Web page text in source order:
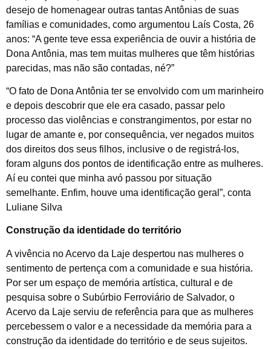
desejo de homenagear outras tantas Antônias de suas
famílias e comunidades, como argumentou Laís Costa, 26
anos: “A gente teve essa experiência de ouvir a história de
Dona Antônia, mas tem muitas mulheres que têm histórias
parecidas, mas não são contadas, né?”
“O fato de Dona Antônia ter se envolvido com um marinheiro
e depois descobrir que ele era casado, passar pelo
processo das violências e constrangimentos, por estar no
lugar de amante e, por consequência, ver negados muitos
dos direitos dos seus filhos, inclusive o de registrá-los,
foram alguns dos pontos de identificação entre as mulheres.
Aí eu contei que minha avó passou por situação
semelhante. Enfim, houve uma identificação geral”, conta
Luliane Silva
Construção da identidade do território
A vivência no Acervo da Laje despertou nas mulheres o
sentimento de pertença com a comunidade e sua história.
Por ser um espaço de memória artística, cultural e de
pesquisa sobre o Subúrbio Ferroviário de Salvador, o
Acervo da Laje serviu de referência para que as mulheres
percebessem o valor e a necessidade da memória para a
construção da identidade do território e de seus sujeitos.